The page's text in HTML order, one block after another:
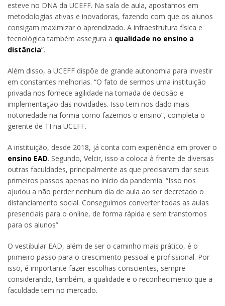
esteve no DNA da UCEFF. Na sala de aula, apostamos em
metodologias ativas e inovadoras, fazendo com que os alunos
consigam maximizar o aprendizado. A infraestrutura física e
tecnológica também assegura a qualidade no ensino a
distância”.
Além disso, a UCEFF dispõe de grande autonomia para investir
em constantes melhorias. “O fato de sermos uma instituição
privada nos fornece agilidade na tomada de decisão e
implementação das novidades. Isso tem nos dado mais
notoriedade na forma como fazemos o ensino”, completa o
gerente de TI na UCEFF.
A instituição, desde 2018, já conta com experiência em prover o
ensino EAD. Segundo, Velcir, isso a coloca à frente de diversas
outras faculdades, principalmente as que precisaram dar seus
primeiros passos apenas no início da pandemia. “Isso nos
ajudou a não perder nenhum dia de aula ao ser decretado o
distanciamento social. Conseguimos converter todas as aulas
presenciais para o online, de forma rápida e sem transtornos
para os alunos”.
O vestibular EAD, além de ser o caminho mais prático, é o
primeiro passo para o crescimento pessoal e profissional. Por
isso, é importante fazer escolhas conscientes, sempre
considerando, também, a qualidade e o reconhecimento que a
faculdade tem no mercado.